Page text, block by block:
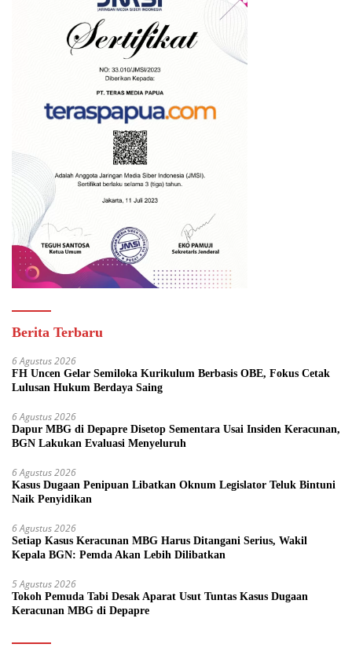
Berita Terbaru
6 Agustus 2026
FH Uncen Gelar Semiloka Kurikulum Berbasis OBE, Fokus Cetak
Lulusan Hukum Berdaya Saing
6 Agustus 2026
Dapur MBG di Depapre Disetop Sementara Usai Insiden Keracunan,
BGN Lakukan Evaluasi Menyeluruh
6 Agustus 2026
Kasus Dugaan Penipuan Libatkan Oknum Legislator Teluk Bintuni
Naik Penyidikan
6 Agustus 2026
Setiap Kasus Keracunan MBG Harus Ditangani Serius, Wakil
Kepala BGN: Pemda Akan Lebih Dilibatkan
5 Agustus 2026
Tokoh Pemuda Tabi Desak Aparat Usut Tuntas Kasus Dugaan
Keracunan MBG di Depapre